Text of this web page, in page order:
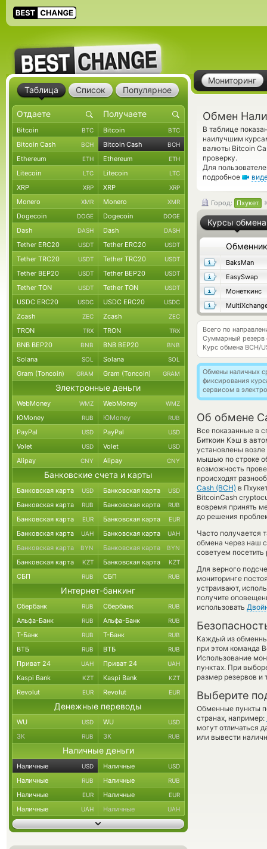
Мониторинг
Обмен
В таблице
наилучшим
валюты Bitcoin
проверку.
Для
подробное
Город: Пхукет
Курсы обмена
Обменник
BaksMan
EasySwap
Монеткинс
Всего по
Суммарный резерв
Курс обмена BCH/
Обмены наличных
фиксирования
сервисом в
Об обмене
Все показанные в
Биткоин Кэш в
установлены возле
мышью по строке
возможность
происходят
Cash (BCH) в
BitcoinCash
вовремя принять
до решения
Часто получается
обмена через наш
советуем посетить
Для верного
мониторинге
устраивают,
получите
использовать
Каждый из
при этом команда
Использование
пунктах. При
размер резервов и
Выберите
Обменные пункты
странах, например:
могут отличаться
или вывести
Таблица Список Популярное
Bitcoin BTC Bitcoin BTC
Bitcoin Cash BCH Bitcoin Cash BCH
Ethereum ETH Ethereum ETH
Litecoin LTC Litecoin LTC
XRP XRP XRP XRP
Monero XMR Monero XMR
Dogecoin DOGE Dogecoin DOGE
Dash DASH Dash DASH
Tether ERC20 USDT Tether ERC20 USDT
Tether TRC20 USDT Tether TRC20 USDT
Tether BEP20 USDT Tether BEP20 USDT
Tether TON USDT Tether TON USDT
USDC ERC20 USDC USDC ERC20 USDC
Zcash ZEC Zcash ZEC
TRON TRX TRON TRX
BNB BEP20 BNB BNB BEP20 BNB
Solana SOL Solana SOL
Gram (Toncoin) GRAM Gram (Toncoin) GRAM
Электронные деньги
WebMoney WMZ WebMoney WMZ
ЮMoney RUB ЮMoney RUB
PayPal USD PayPal USD
Volet USD Volet USD
Alipay CNY Alipay CNY
Банковские счета и карты
Банковская карта USD Банковская карта USD
Банковская карта RUB Банковская карта RUB
Банковская карта EUR Банковская карта EUR
Банковская карта UAH Банковская карта UAH
Банковская карта BYN Банковская карта BYN
Банковская карта KZT Банковская карта KZT
СБП RUB СБП RUB
Интернет-банкинг
Сбербанк RUB Сбербанк RUB
Альфа-Банк RUB Альфа-Банк RUB
Т-Банк RUB Т-Банк RUB
ВТБ RUB ВТБ RUB
Приват 24 UAH Приват 24 UAH
Kaspi Bank KZT Kaspi Bank KZT
Revolut EUR Revolut EUR
Денежные переводы
WU USD WU USD
ЗК RUB ЗК RUB
Наличные деньги
Наличные USD Наличные USD
Наличные RUB Наличные RUB
Наличные EUR Наличные EUR
Наличные UAH Наличные UAH